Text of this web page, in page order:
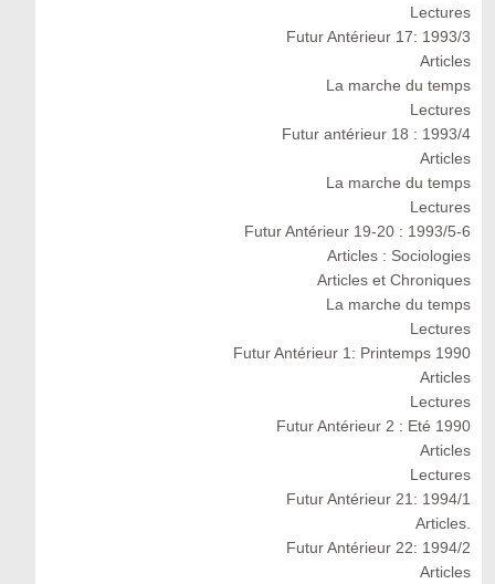
Lectures
Futur Antérieur 17: 1993/3
Articles
La marche du temps
Lectures
Futur antérieur 18 : 1993/4
Articles
La marche du temps
Lectures
Futur Antérieur 19-20 : 1993/5-6
Articles : Sociologies
Articles et Chroniques
La marche du temps
Lectures
Futur Antérieur 1: Printemps 1990
Articles
Lectures
Futur Antérieur 2 : Eté 1990
Articles
Lectures
Futur Antérieur 21: 1994/1
Articles.
Futur Antérieur 22: 1994/2
Articles